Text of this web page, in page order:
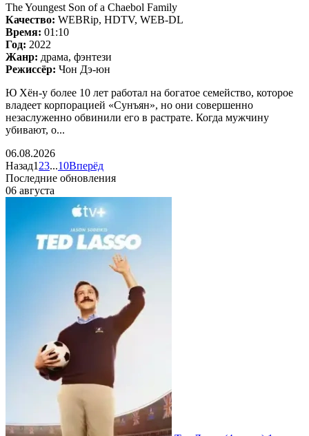
The Youngest Son of a Chaebol Family
Качество: WEBRip, HDTV, WEB-DL
Время: 01:10
Год: 2022
Жанр: драма, фэнтези
Режиссёр: Чон Дэ-юн
Ю Хён-у более 10 лет работал на богатое семейство, которое
владеет корпорацией «Сунъян», но они совершенно
незаслуженно обвинили его в растрате. Когда мужчину
убивают, о...
06.08.2026
Назад1 23...10Вперёд
Последние обновления
06 августа